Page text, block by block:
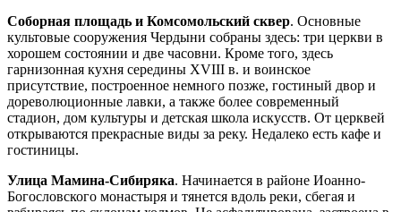
Соборная площадь и Комсомольский сквер. Основные
культовые сооружения Чердыни собраны здесь: три церкви в
хорошем состоянии и две часовни. Кроме того, здесь
гарнизонная кухня середины XVIII в. и воинское
присутствие, построенное немного позже, гостиный двор и
дореволюционные лавки, а также более современный
стадион, дом культуры и детская школа искусств. От церквей
открываются прекрасные виды за реку. Недалеко есть кафе и
гостиницы.
Улица Мамина-Сибиряка. Начинается в районе Иоанно-
Богословского монастыря и тянется вдоль реки, сбегая и